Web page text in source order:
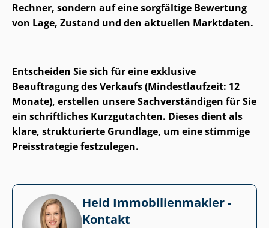
Rechner, sondern auf eine sorgfältige Bewertung
von Lage, Zustand und den aktuellen Marktdaten.
Entscheiden Sie sich für eine exklusive
Beauftragung des Verkaufs (Mindestlaufzeit: 12
Monate), erstellen unsere Sach­ver­stän­di­gen für Sie
ein schriftliches Kurzgutachten. Dieses dient als
klare, strukturierte Grundlage, um eine stimmige
Preisstrategie festzulegen.
Heid Im­mo­bi­li­en­mak­ler -
Kontakt